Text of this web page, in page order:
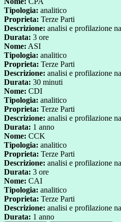
Tipologia: analitico
Proprieta: Terze Parti
Descrizione: analisi e profilazione
Durata: 3 ore
Nome: ASI
Tipologia: analitico
Proprieta: Terze Parti
Descrizione: analisi e profilazione
Durata: 30 minuti
Nome: CDI
Tipologia: analitico
Proprieta: Terze Parti
Descrizione: analisi e profilazione
Durata: 1 anno
Nome: CCK
Tipologia: analitico
Proprieta: Terze Parti
Descrizione: analisi e profilazione
Durata: 3 ore
Nome: CAI
Tipologia: analitico
Proprieta: Terze Parti
Descrizione: analisi e profilazione
Durata: 1 anno